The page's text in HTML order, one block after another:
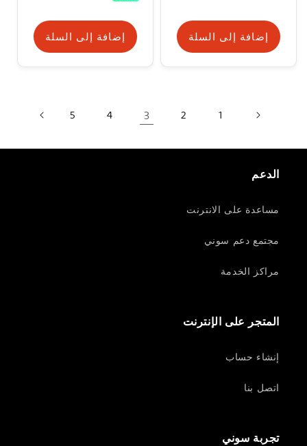
إضافة إلى السلة إضافة إلى السلة
1
2
3
4
5
الدعم
مساعدة على الانترنت
مجتمع دعم سوني
مراكز الخدمة
المتجر على الإنترنت
إنشاء حساب
اتصل بنا
تجربة سوني